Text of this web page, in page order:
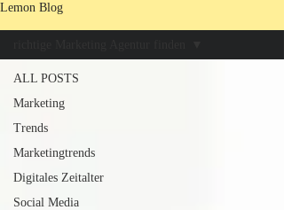
Lemon Blog
ALL POSTS
Marketing
Trends
Marketingtrends
Digitales Zeitalter
Social Media